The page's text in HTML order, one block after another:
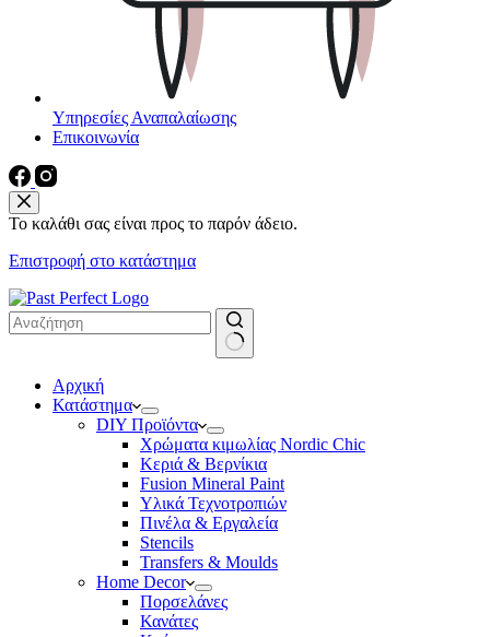
Υπηρεσίες Αναπαλαίωσης
Επικοινωνία
Το καλάθι σας είναι προς το παρόν άδειο.
Επιστροφή στο κατάστημα
results
Αρχική
Κατάστημα
DIY Προϊόντα
Χρώματα κιμωλίας Nordic Chic
Κεριά & Βερνίκια
Fusion Mineral Paint
Υλικά Τεχνοτροπιών
Πινέλα & Εργαλεία
Stencils
Transfers & Moulds
Home Decor
Πορσελάνες
Κανάτες